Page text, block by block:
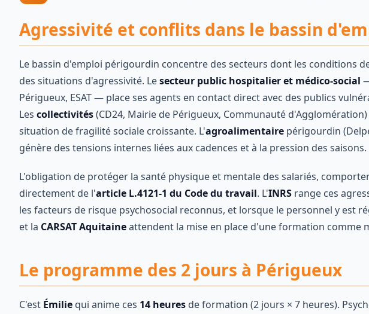
Agressivité et conflits dans le bassin
Le bassin d'emploi périgourdin concentre des secteurs dont les conditions
des situations d'agressivité. Lesecteur public hospitalier et médico-social
Périgueux, ESAT — place ses agents en contact direct avec des publics
Les collectivités(CD24, Mairie de Périgueux, Communauté
situation de fragilité sociale croissante. L'agroalimentaire périgourdin
génère des tensions internes liées aux cadences et à la pression des saisons.
L'obligation de protéger la santé physique et mentale des salariés,
directement de l'article L.4121-1 du Code du travail. L'INRS range ces
les facteurs de risque psychosocial reconnus, et lorsque le personnel y est
et la CARSAT Aquitaineattendent la mise en place d'une formation comme
Le programme des 2 jours à Périgueux
C'est Émilie qui anime ces 14 heures de formation (2 jours × 7 heures).